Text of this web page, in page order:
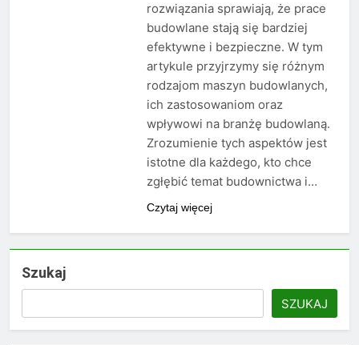
rozwiązania sprawiają, że prace
budowlane stają się bardziej
efektywne i bezpieczne. W tym
artykule przyjrzymy się różnym
rodzajom maszyn budowlanych,
ich zastosowaniom oraz
wpływowi na branżę budowlaną.
Zrozumienie tych aspektów jest
istotne dla każdego, kto chce
zgłębić temat budownictwa i…
Czytaj więcej
Szukaj
SZUKAJ